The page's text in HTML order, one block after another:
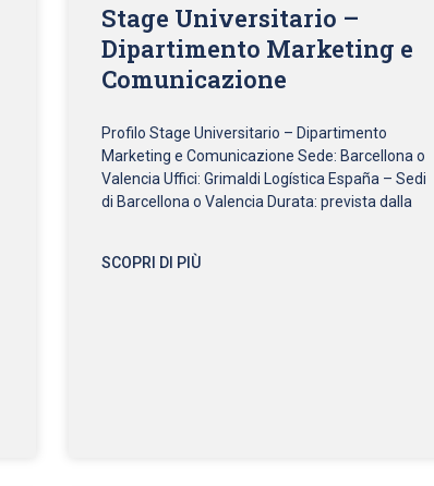
Stage Universitario –
Dipartimento Marketing e
Comunicazione
Profilo Stage Universitario – Dipartimento
Marketing e Comunicazione Sede: Barcellona o
Valencia Uffici: Grimaldi Logística España – Sedi
di Barcellona o Valencia Durata: prevista dalla
SCOPRI DI PIÙ